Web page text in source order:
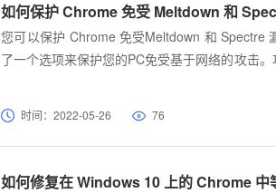
如何保护 Chrome 免受 Meltdown 和
您可以保护 Chrome 免受Meltdown 和 Spectre
了一个选项来保护您的PC免受基于网络的攻击
时间：2022-05-26 76
如何修复在 Windows 10 上的 Chrome 中